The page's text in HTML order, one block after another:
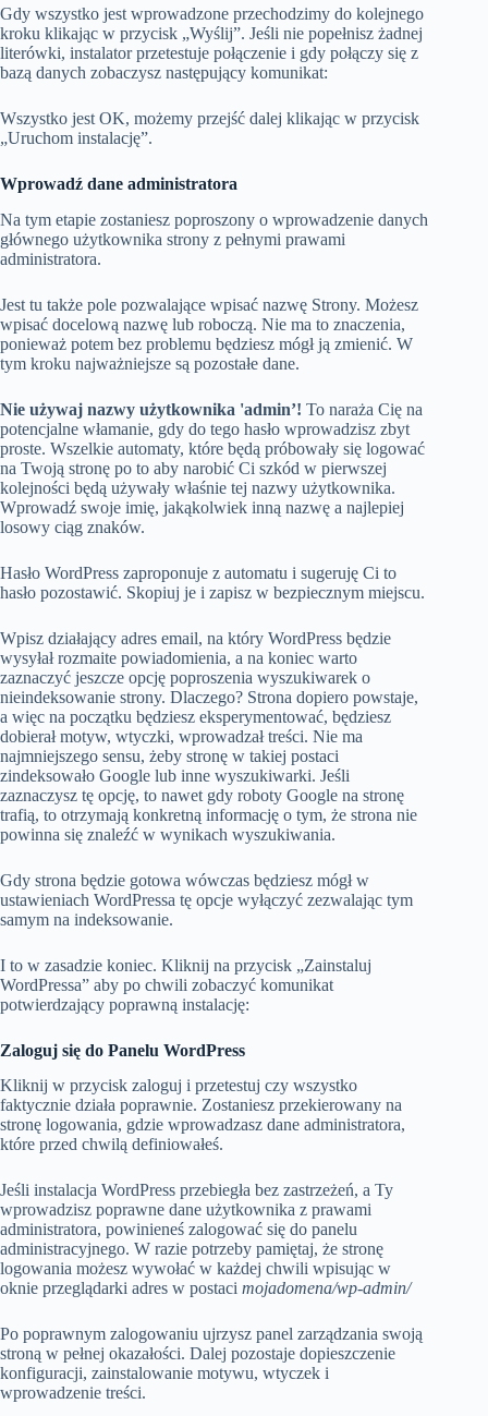
Gdy wszystko jest wprowadzone przechodzimy do kolejnego
kroku klikając w przycisk „Wyślij”. Jeśli nie popełnisz żadnej
literówki, instalator przetestuje połączenie i gdy połączy się z
bazą danych zobaczysz następujący komunikat:
Wszystko jest OK, możemy przejść dalej klikając w przycisk
„Uruchom instalację”.
Wprowadź dane administratora
Na tym etapie zostaniesz poproszony o wprowadzenie danych
głównego użytkownika strony z pełnymi prawami
administratora.
Jest tu także pole pozwalające wpisać nazwę Strony. Możesz
wpisać docelową nazwę lub roboczą. Nie ma to znaczenia,
ponieważ potem bez problemu będziesz mógł ją zmienić. W
tym kroku najważniejsze są pozostałe dane.
Nie używaj nazwy użytkownika 'admin’! To naraża Cię na
potencjalne włamanie, gdy do tego hasło wprowadzisz zbyt
proste. Wszelkie automaty, które będą próbowały się logować
na Twoją stronę po to aby narobić Ci szkód w pierwszej
kolejności będą używały właśnie tej nazwy użytkownika.
Wprowadź swoje imię, jakąkolwiek inną nazwę a najlepiej
losowy ciąg znaków.
Hasło WordPress zaproponuje z automatu i sugeruję Ci to
hasło pozostawić. Skopiuj je i zapisz w bezpiecznym miejscu.
Wpisz działający adres email, na który WordPress będzie
wysyłał rozmaite powiadomienia, a na koniec warto
zaznaczyć jeszcze opcję poproszenia wyszukiwarek o
nieindeksowanie strony. Dlaczego? Strona dopiero powstaje,
a więc na początku będziesz eksperymentować, będziesz
dobierał motyw, wtyczki, wprowadzał treści. Nie ma
najmniejszego sensu, żeby stronę w takiej postaci
zindeksowało Google lub inne wyszukiwarki. Jeśli
zaznaczysz tę opcję, to nawet gdy roboty Google na stronę
trafią, to otrzymają konkretną informację o tym, że strona nie
powinna się znaleźć w wynikach wyszukiwania.
Gdy strona będzie gotowa wówczas będziesz mógł w
ustawieniach WordPressa tę opcje wyłączyć zezwalając tym
samym na indeksowanie.
I to w zasadzie koniec. Kliknij na przycisk „Zainstaluj
WordPressa” aby po chwili zobaczyć komunikat
potwierdzający poprawną instalację:
Zaloguj się do Panelu WordPress
Kliknij w przycisk zaloguj i przetestuj czy wszystko
faktycznie działa poprawnie. Zostaniesz przekierowany na
stronę logowania, gdzie wprowadzasz dane administratora,
które przed chwilą definiowałeś.
Jeśli instalacja WordPress przebiegła bez zastrzeżeń, a Ty
wprowadzisz poprawne dane użytkownika z prawami
administratora, powinieneś zalogować się do panelu
administracyjnego. W razie potrzeby pamiętaj, że stronę
logowania możesz wywołać w każdej chwili wpisując w
oknie przeglądarki adres w postaci mojadomena/wp-admin/
Po poprawnym zalogowaniu ujrzysz panel zarządzania swoją
stroną w pełnej okazałości. Dalej pozostaje dopieszczenie
konfiguracji, zainstalowanie motywu, wtyczek i
wprowadzenie treści.